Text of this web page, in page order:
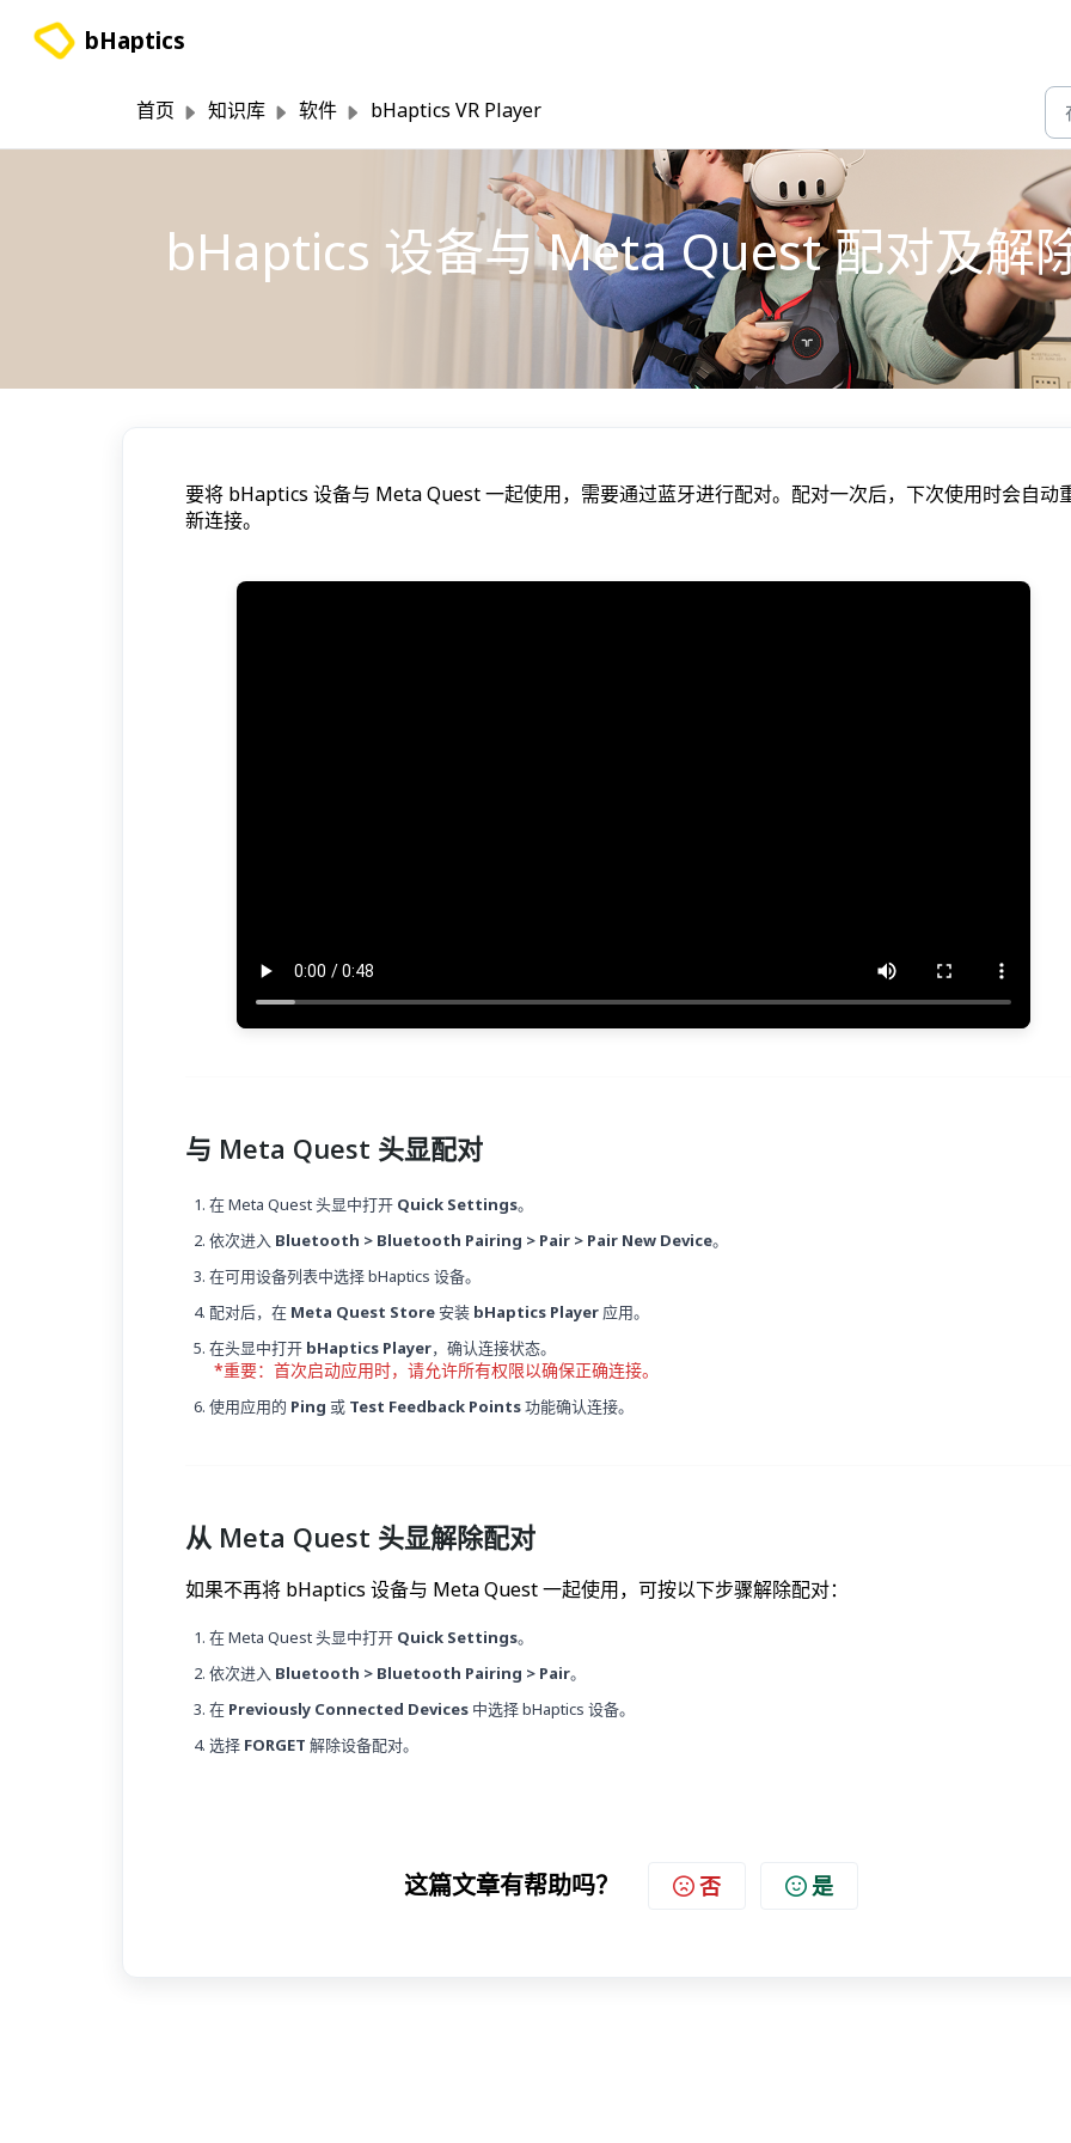
bHaptics
首页 知识库 软件 bHaptics VR Player
bHaptics 设备与 Meta Quest 配对及解
要将 bHaptics 设备与 Meta Quest 一起使用，需要通过蓝牙进行配对。配对一次后，下次使用时会自动
新连接。
与 Meta Quest 头显配对
在 Meta Quest 头显中打开 Quick Settings。
依次进入 Bluetooth > Bluetooth Pairing > Pair > Pair New Device。
在可用设备列表中选择 bHaptics 设备。
配对后，在 Meta Quest Store 安装 bHaptics Player 应用。
在头显中打开 bHaptics Player，确认连接状态。
*重要：首次启动应用时，请允许所有权限以确保正确连接。
使用应用的 Ping 或 Test Feedback Points功能确认连接。
从 Meta Quest 头显解除配对
如果不再将 bHaptics 设备与 Meta Quest 一起使用，可按以下步骤解除配对：
在 Meta Quest 头显中打开 Quick Settings。
依次进入 Bluetooth > Bluetooth Pairing > Pair。
在 Previously Connected Devices 中选择 bHaptics 设备。
选择 FORGET 解除设备配对。
这篇文章有帮助吗？ 否 是